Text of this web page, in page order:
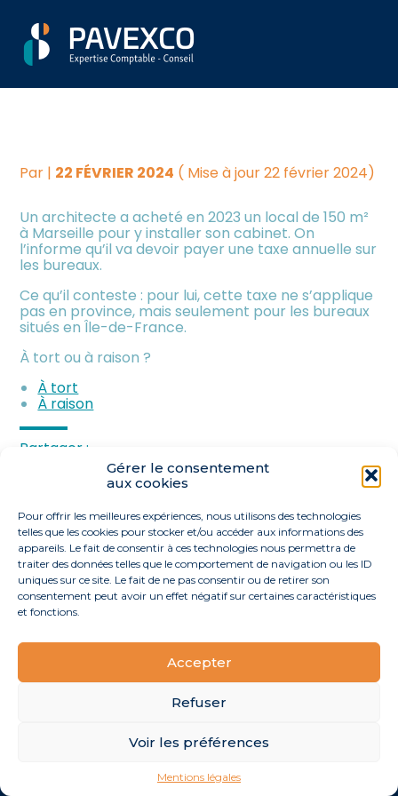
Gérer le consentement
aux cookies
Pour offrir les meilleures expériences, nous utilisons des technologies
telles que les cookies pour stocker et/ou accéder aux informations des
appareils. Le fait de consentir à ces technologies nous permettra de
traiter des données telles que le comportement de navigation ou les ID
uniques sur ce site. Le fait de ne pas consentir ou de retirer son
consentement peut avoir un effet négatif sur certaines caractéristiques
et fonctions.
Accepter
Refuser
Voir les préférences
Mentions légales
Aller
au
Créer et reprendre une
activité
Piloter votre entreprise
Développer votre entreprise
Construire votre patrimoine
Être prêt pour la facturation
électronique
Investir dans la location
meublée
Piloter votre gestion
documents
TAXE SUR LES BUREAUX ET
Par | 22 FÉVRIER 2024 ( Mise à jour 22 février 2024)
Un architecte a acheté en 2023 un local de 150 m²
à Marseille pour y installer son cabinet. On
l’informe qu’il va devoir payer une taxe annuelle sur
les bureaux.
Ce qu’il conteste : pour lui, cette taxe ne s’applique
pas en province, mais seulement pour les bureaux
situés en Île-de-France.
À tort ou à raison ?
À tort
À raison
Partager :
40 route de l’Océan 44170 La Grigonnais Linkedin
MENTIONS LÉGALES
Conception et réalisation